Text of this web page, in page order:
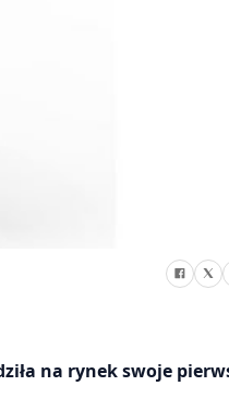
na rynek swoje